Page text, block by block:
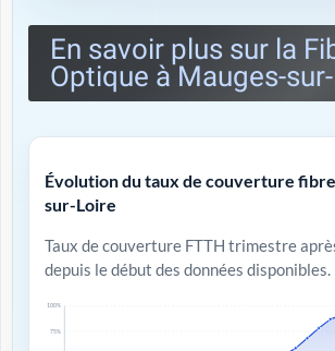
En savoir plus sur la
Optique à Mauges-
Évolution du taux de couverture
sur-Loire
Taux de couverture FTTH trimestre
depuis le début des données disponibles.
75%
100%